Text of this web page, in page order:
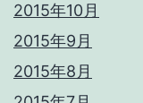
2015年10月
2015年9月
2015年8月